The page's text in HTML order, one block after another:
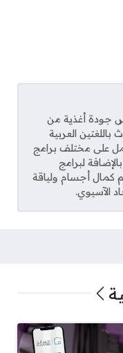
جودة أغذية من
العربية
على مختلف برامج
لبرامج
كمال أجسام ولياقة
الآسيوي.